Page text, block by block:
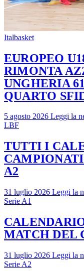
Italbasket
EUROPEO
RIMONTA
UNGHERIA
QUARTO
5 agosto 2026 Leggi la
LBF
TUTTI I
A2
31 luglio 2026 Leggi la
Serie A1
MATCH DEL
31 luglio 2026 Leggi la
Serie A2